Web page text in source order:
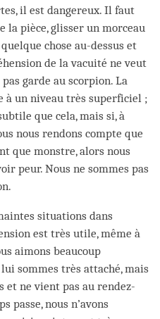
il est dangereux. Il faut
la pièce, glisser un morceau
chose au-dessus et
de la vacuité ne veut
garde au scorpion. La
à un niveau très superficiel ;
que cela, mais si, à
nous rendons compte que
que monstre, alors nous
peur. Nous ne sommes pas
situations dans
est très utile, même à
aimons beaucoup
sommes très attaché, mais
et ne vient pas au rendez-
passe, nous n’avons